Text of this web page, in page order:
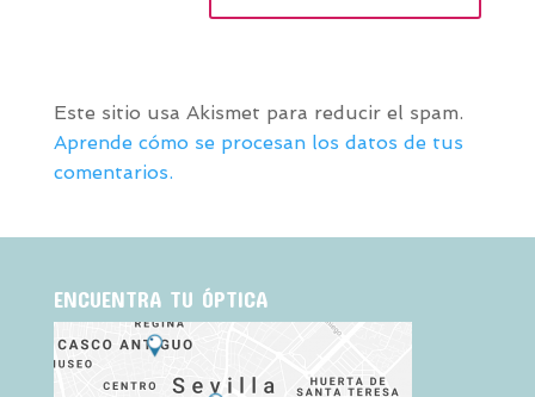
Este sitio usa Akismet para reducir el spam.
Aprende cómo se procesan los datos de tus
comentarios.
ENCUENTRA TU ÓPTICA